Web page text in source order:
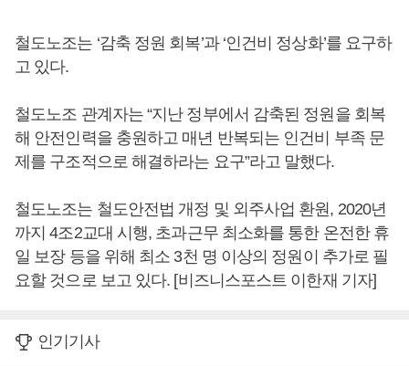
철도노조는 ‘감축 정원 회복’과 ‘인건비 정상화’를 요구하
고 있다.
철도노조 관계자는 “지난 정부에서 감축된 정원을 회복
해 안전인력을 충원하고 매년 반복되는 인건비 부족 문
제를 구조적으로 해결하라는 요구”라고 말했다.
철도노조는 철도안전법 개정 및 외주사업 환원, 2020년
까지 4조2교대 시행, 초과근무 최소화를 통한 온전한 휴
일 보장 등을 위해 최소 3천 명 이상의 정원이 추가로 필
요할 것으로 보고 있다. [비즈니스포스트 이한재 기자]
인기기사